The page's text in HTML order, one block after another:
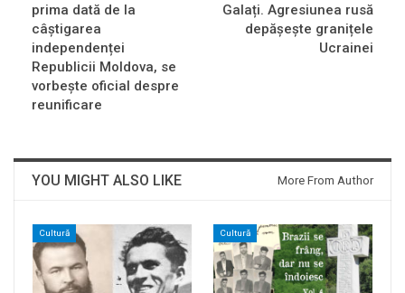
prima dată de la
câștigarea
independenței
Republicii Moldova, se
vorbește oficial despre
reunificare
Galați. Agresiunea rusă
depășește granițele
Ucrainei
YOU MIGHT ALSO LIKE More From Author
Cultură Cultură